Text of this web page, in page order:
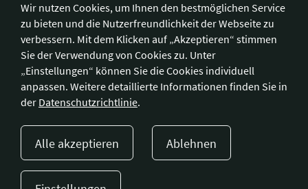
Wir nutzen Cookies, um Ihnen den bestmöglichen Service
zu bieten und die Nutzerfreundlichkeit der Webseite zu
verbessern. Mit dem Klicken auf „Akzeptieren“ stimmen
Sie der Verwendung von Cookies zu. Unter
„Einstellungen“ können Sie die Cookies individuell
anpassen. Weitere detaillierte Informationen finden Sie in
der Datenschutzrichtlinie.
Alle akzeptieren Ablehnen
Hotelverband Deutschland (IHA) / IHA-Service GmbH
Kronprinzenstraße 37
53173 Bonn
Telefon:
Fax:
+49 228 92 39 29-9
E-Mail:bonn@hotellerie.de
Wegbeschreibung